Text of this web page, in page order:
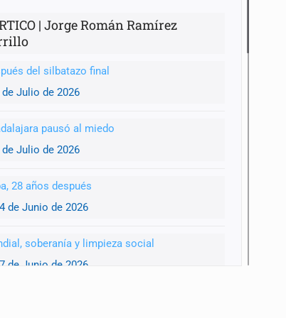
| Jorge Román Ramírez
del silbatazo final
Julio de 2026
pausó al miedo
Julio de 2026
28 años después
de Junio de 2026
soberanía y limpieza social
de Junio de 2026